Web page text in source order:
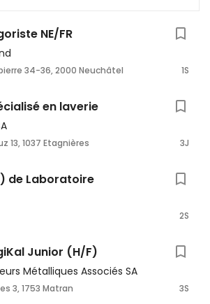
NE/FR
34-36, 2000 Neuchâtel 1S
en laverie
13, 1037 Etagnières 3J
de Laboratoire
2S
Junior (H/F)
Métalliques Associés SA
3, 1753 Matran 3S